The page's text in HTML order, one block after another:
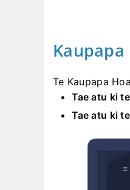
Te Kaupapa
Tae atu ki
Tae atu ki